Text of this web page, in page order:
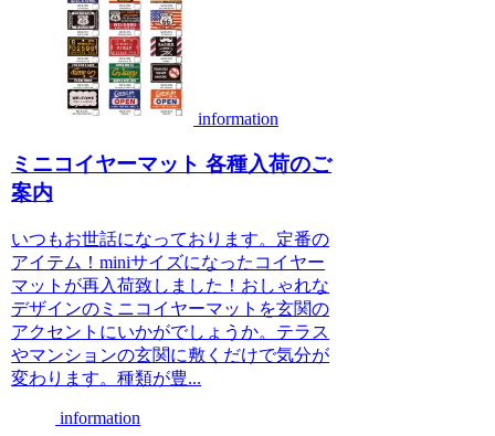
information
ミニコイヤーマット 各種入荷のご
案内
いつもお世話になっております。定番の
アイテム！miniサイズになったコイヤー
マットが再入荷致しました！おしゃれな
デザインのミニコイヤーマットを玄関の
アクセントにいかがでしょうか。テラス
やマンションの玄関に敷くだけで気分が
変わります。種類が豊...
information